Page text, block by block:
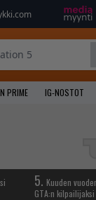
PRIME IG-NOSTOT
5. Kuuden
GTA:n